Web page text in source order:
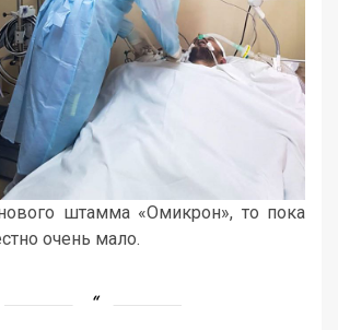
штамма «Омикрон», то пока
очень мало.